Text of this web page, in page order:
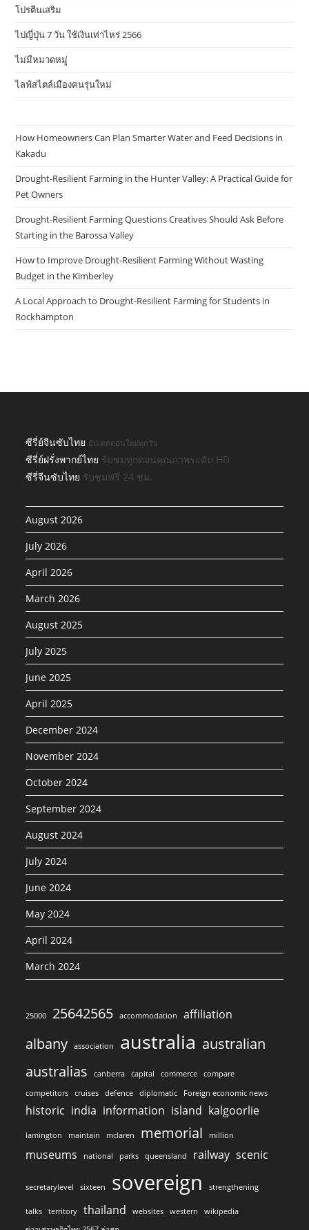
โปรตีนเสริม
ไปญี่ปุ่น 7 วัน ใช้เงินเท่าไหร่ 2566
ไม่มีหมวดหมู่
ไลฟ์สไตล์เมืองคนรุ่นใหม่
How Homeowners Can Plan Smarter Water and Feed Decisions in
Kakadu
Drought-Resilient Farming in the Hunter Valley: A Practical Guide for
Pet Owners
Drought-Resilient Farming Questions Creatives Should Ask Before
Starting in the Barossa Valley
How to Improve Drought-Resilient Farming Without Wasting
Budget in the Kimberley
A Local Approach to Drought-Resilient Farming for Students in
Rockhampton
ซีรี่ย์จีนซับไทย อัปเดตตอนใหม่ทุกวัน
ซีรี่ย์ฝรั่งพากย์ไทย รับชมทุกตอนคุณภาพระดับ HD
ซีรี่จีนซับไทย รับชมฟรี 24 ชม.
August 2026
July 2026
April 2026
March 2026
August 2025
July 2025
June 2025
April 2025
December 2024
November 2024
October 2024
September 2024
August 2024
July 2024
June 2024
May 2024
April 2024
March 2024
25000 25642565 accommodation affiliation
albany association australia australian
australias
canberra capital commerce
compare
competitors
cruises defence diplomatic Foreign economic news
historic india information island kalgoorlie
lamington maintain mclaren memorial million
museums national parks queensland railway scenic
secretarylevel sixteen sovereign strengthening
talks territory thailand websites western
wikipedia